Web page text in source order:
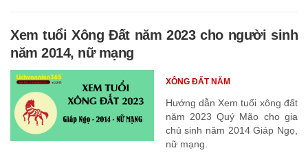
Xem tuổi Xông Đất năm 2023 cho người sinh
năm 2014, nữ mạng
Hướng dẫn Xem tuổi xông đất
năm 2023 Quý Mão cho gia
chủ sinh năm 2014 Giáp Ngọ,
nữ mạng.
XÔNG ĐẤT NĂM